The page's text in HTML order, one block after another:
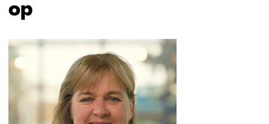
op
navigatie
over
(Neem
contact
met
ons